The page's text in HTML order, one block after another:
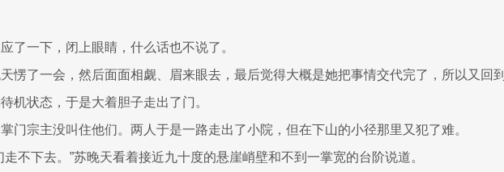
了一下，闭上眼睛，什么话也不说了。
愣了一会，然后面面相觑、眉来眼去，最后觉得大概是她把事情交代完了，所以又回到
机状态，于是大着胆子走出了门。
门宗主没叫住他们。两人于是一路走出了小院，但在下山的小径那里又犯了难。
走不下去。”苏晚天看着接近九十度的悬崖峭壁和不到一掌宽的台阶说道。